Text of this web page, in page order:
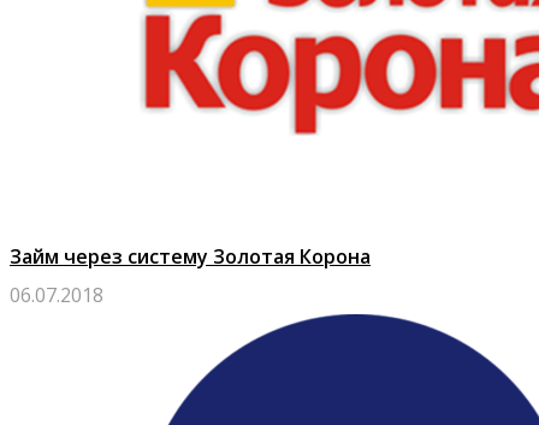
Займ через систему Золотая Корона
06.07.2018